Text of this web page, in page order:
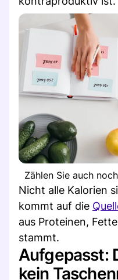
Zählen Sie auch
Nicht alle Kalorien
kommt auf die
aus Proteinen,
stammt.
Aufgepasst:
kein